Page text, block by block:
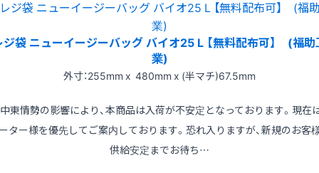
ジ袋 ニューイージーバッグ バイオ25 L 【無料配布可】 (福助
業)
外寸：255mm x 480mm x (半マチ)67.5mm
東情勢の影響により、本商品は入荷が不安定となっております。現在
ター様を優先してご案内しております。恐れ入りますが、新規のお客
供給安定までお待ち…